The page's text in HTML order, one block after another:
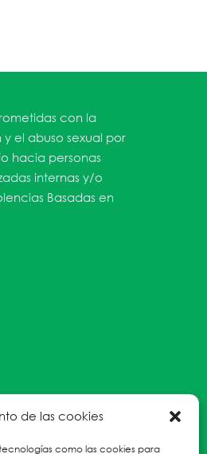
de las cookies
como las cookies para
con la
el abuso sexual por
hacia personas
internas y/o
Basadas en